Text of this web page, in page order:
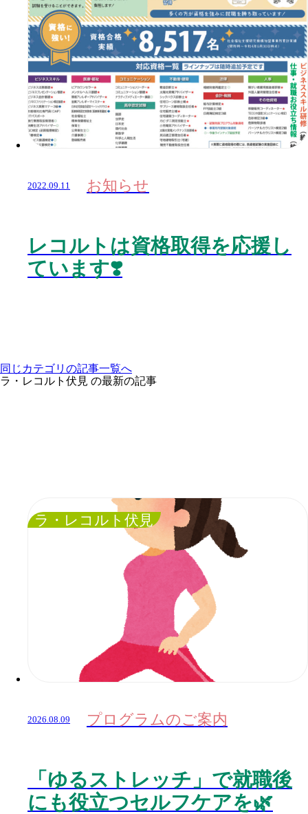
2022.09.11 お知らせ
レコルトは資格取得を応援し
ています❣️
同じカテゴリの記事⼀覧へ
ラ・レコルト伏見 の最新の記事
ラ・レコルト伏見
2026.08.09 プログラムのご案内
「ゆるストレッチ」で就職後
にも役立つセルフケアを🌿